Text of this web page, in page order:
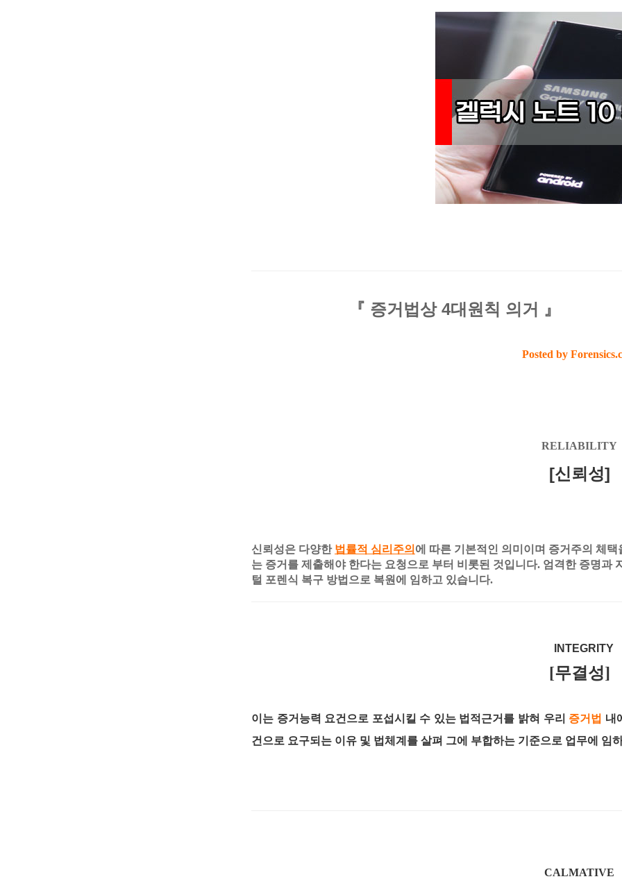
『 증거법상 4대원칙 의거 』
Posted by
RELIABILITY
[신뢰성]
신뢰성은 다양한 법률적 심리주의 에 따른 기본적인 의미이며 증거주의 체
는 증거를 제출해야 한다는 요청으로 부터 비롯된 것입니다. 엄격한 증명과
털 포렌식 복구 방법으로 복원에 임하고 있습니다.
[무결성]
이는 증거능력 요건으로 포섭시킬 수 있는 법적근거를 밝혀 우리 증거법 내
건으로 요구되는 이유 및 법체계를 살펴 그에 부합하는 기준으로 업무에 임
CALMATIVE